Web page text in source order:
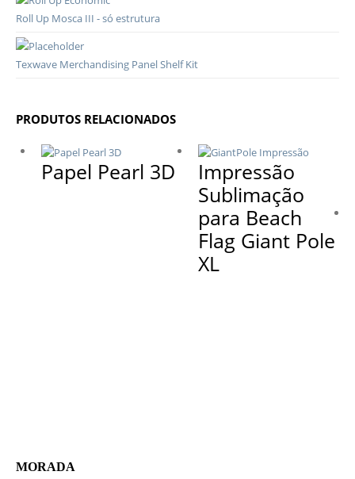
Roll Up Mosca III - só estrutura
Texwave Merchandising Panel Shelf Kit
PRODUTOS RELACIONADOS
Papel Pearl 3D
Impressão
Sublimação
para Beach
Flag Giant Pole
XL
MORADA